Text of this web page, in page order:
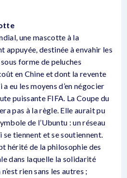
une mascotte à la
appuyée, destinée à envahir les
forme de peluches
en Chine et dont la revente
eu les moyens d’en négocier
puissante FIFA. La Coupe du
pas à la règle. Elle aurait pu
de l’Ubuntu : un réseau
se tiennent et se soutiennent.
hérité de la philosophie des
dans laquelle la solidarité
rien sans les autres ;